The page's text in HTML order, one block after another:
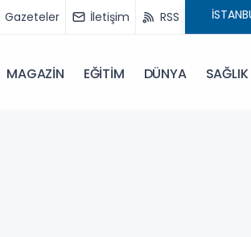
Gazeteler İletişim RSS
MAGAZİN EĞİTİM DÜNYA SAĞLIK